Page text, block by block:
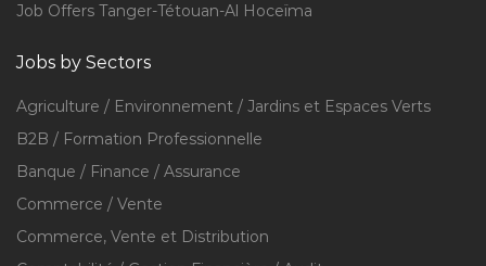
Job Offers Tanger-Tétouan-Al Hoceïma
Jobs by Sectors
Agriculture / Environnement / Jardins et Espaces Verts
B2B / Formation Professionnelle
Banque / Finance / Assurance
Commerce / Vente
Commerce, Vente et Distribution